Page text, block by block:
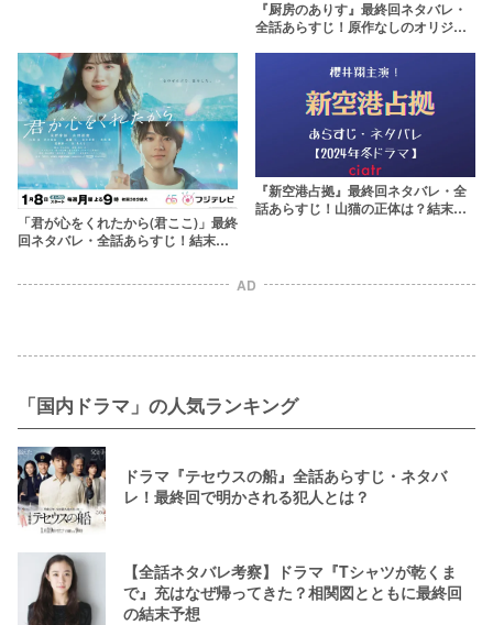
『厨房のありす』最終回ネタバレ・
全話あらすじ！原作なしのオリジナ
「君が心をくれたから(君ここ)」最終
回ネタバレ・全話あらすじ！結末は
『新空港占拠』最終回ネタバレ・全
話あらすじ！山猫の正体は？結末の
AD
「国内ドラマ」の人気ランキング
ドラマ『テセウスの船』全話あらすじ・ネタバ
レ！最終回で明かされる犯人とは？
【全話ネタバレ考察】ドラマ『Tシャツが乾くま
で』充はなぜ帰ってきた？相関図とともに最終回
の結末予想